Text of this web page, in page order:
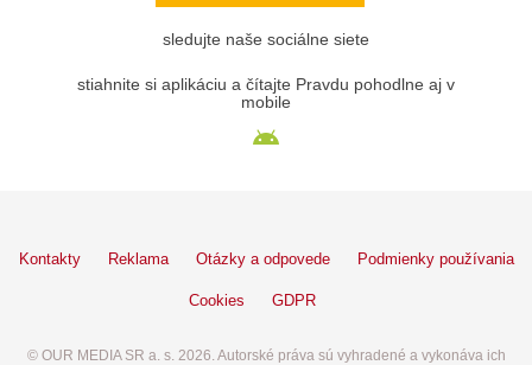
sledujte naše sociálne siete
stiahnite si aplikáciu a čítajte Pravdu pohodlne aj v
mobile
Kontakty Reklama Otázky a odpovede Podmienky používania
Cookies GDPR
© OUR MEDIA SR a. s. 2026. Autorské práva sú vyhradené a vykonáva ich